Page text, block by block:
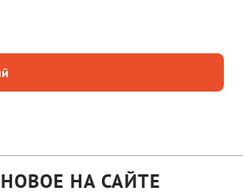
НОВОЕ НА САЙТЕ